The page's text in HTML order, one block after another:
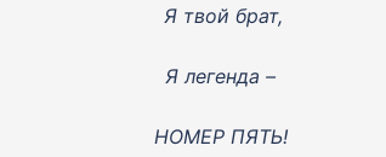
Я твой брат,
Я легенда –
НОМЕР ПЯТЬ!